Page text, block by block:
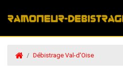
Débistrage Val-d'Oise